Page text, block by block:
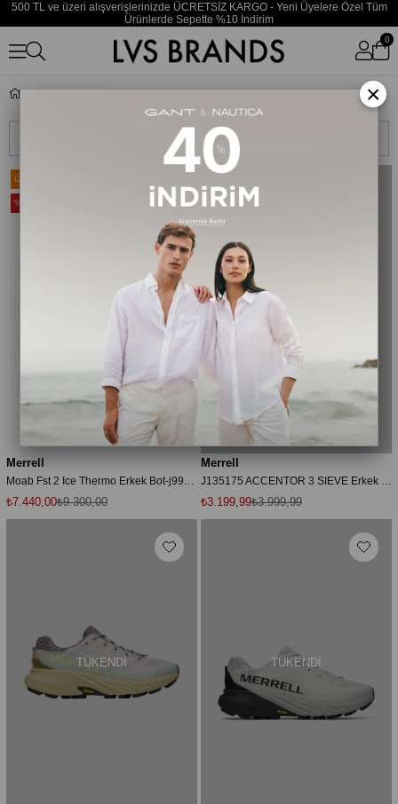
500 TL ve üzeri alışverişlerinizde ÜCRETSİZ KARGO - Yeni Üyelere Özel Tüm
Ürünlerde Sepette %10 İndirim
0
Merrell
₺7.440,00₺9.300,00
Ücretsiz Kargo
%20
TÜKENDI
Merrell
₺3.199,99₺3.999,99
TÜKENDI TÜKENDI
×